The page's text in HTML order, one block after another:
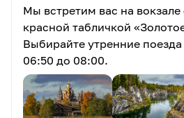
Мы встретим вас на
красной табличкой
Выбирайте утренние
06:50 до 08:00.